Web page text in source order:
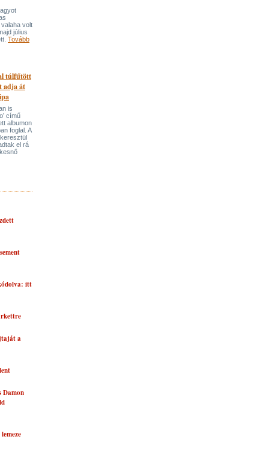
volt
július
Tovább
túlfűtött
adja át
is
című
albumon
foglal. A
el rá
itt
a
Damon